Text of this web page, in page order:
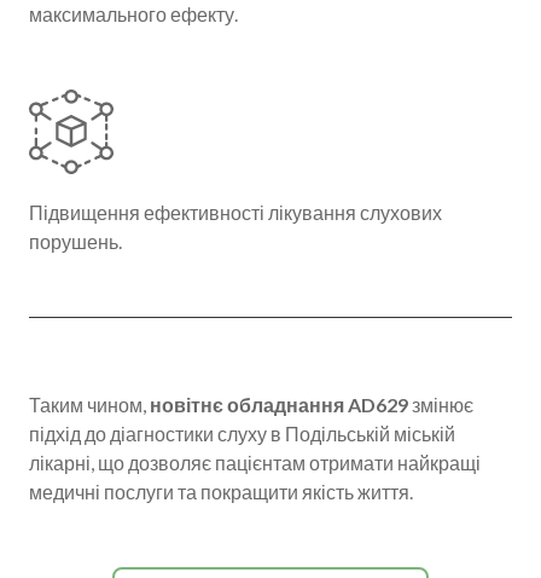
максимального ефекту.
Підвищення ефективності лікування слухових
порушень.
Таким чином, новітнє обладнання AD629 змінює
підхід до діагностики слуху в Подільській міській
лікарні, що дозволяє пацієнтам отримати найкращі
медичні послуги та покращити якість життя.